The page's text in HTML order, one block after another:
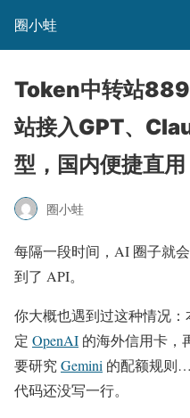
圈小蛙
Token中转站
站接入GPT、
型，国内便捷直用
圈小蛙
每隔一段时间，AI 圈子就
到了 API。
你大概也遇到过这种情况
定 OpenAI 的海外信用卡，
要研究 Gemini 的配额规则
代码还没写一行。